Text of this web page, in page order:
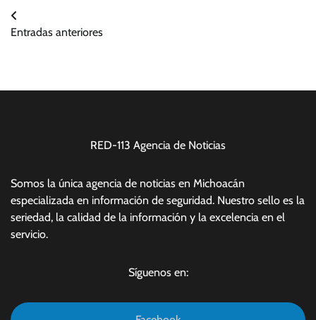
Navegación
Entradas anteriores
RED-113 Agencia de Noticias
Somos la única agencia de noticias en Michoacán
especializada en información de seguridad. Nuestro sello es la
seriedad, la calidad de la información y la excelencia en el
servicio.
Síguenos en: